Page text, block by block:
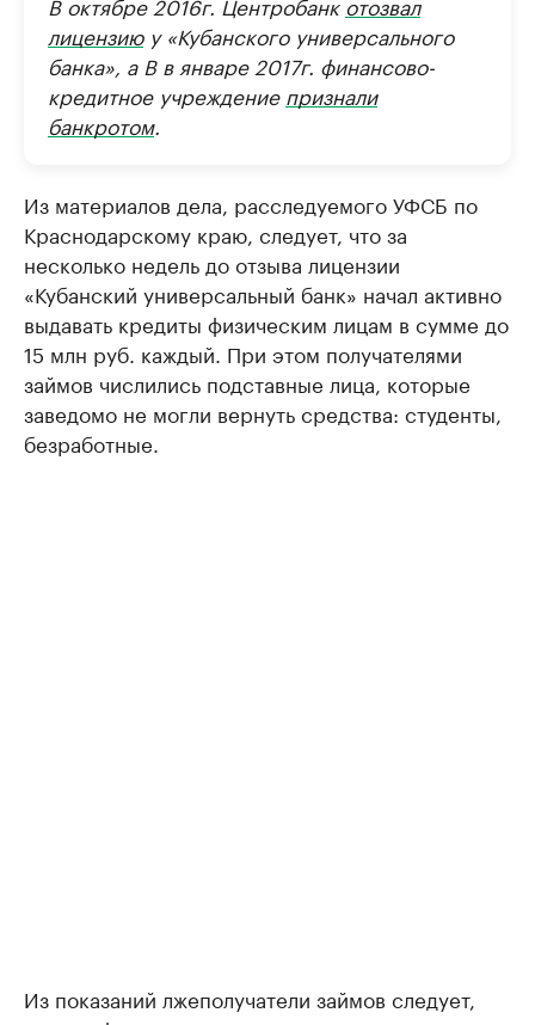
лицензиюу «Кубанского универсального
банка», а В в январе 2017г. финансово-
кредитное учреждение признали
банкротом.
Из материалов дела, расследуемого УФСБ по
Краснодарскому краю, следует, что за
несколько недель до отзыва лицензии
«Кубанский универсальный банк» начал активно
выдавать кредиты физическим лицам в сумме до
15 млн руб. каждый. При этом получателями
займов числились подставные лица, которые
заведомо не могли вернуть средства: студенты,
безработные.
Из показаний лжеполучатели займов следует,